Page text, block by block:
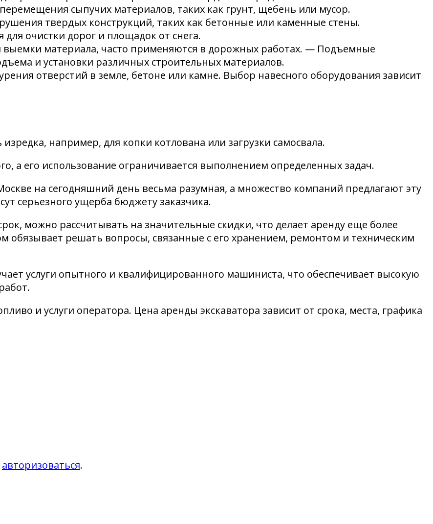
сыпучих материалов, таких как грунт, щебень или мусор.
твердых конструкций, таких как бетонные или каменные стены.
для очистки дорог и площадок от снега.
выемки материала, часто применяются в дорожных работах. — Подъемные
и установки различных строительных материалов.
отверстий в земле, бетоне или камне. Выбор навесного оборудования зависит
например, для копки котлована или загрузки самосвала.
а его использование ограничивается выполнением определенных задач.
на сегодняшний день весьма разумная, а множество компаний предлагают эту
серьезного ущерба бюджету заказчика.
можно рассчитывать на значительные скидки, что делает аренду еще более
обязывает решать вопросы, связанные с его хранением, ремонтом и техническим
услуги опытного и квалифицированного машиниста, что обеспечивает высокую
и услуги оператора. Цена аренды экскаватора зависит от срока, места, графика
авторизоваться.